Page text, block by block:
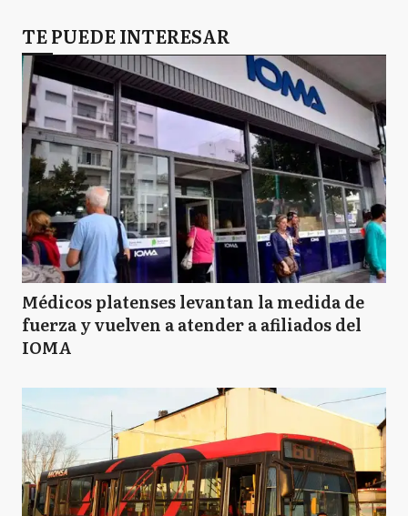
TE PUEDE INTERESAR
Médicos platenses levantan la medida de
fuerza y vuelven a atender a afiliados del
IOMA